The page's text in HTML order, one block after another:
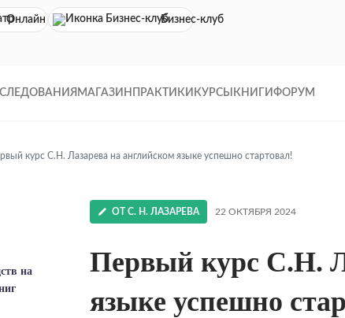
Онлайн кинотеатр
Бизнес-клуб
МАГАЗИН ПРАКТИКИ КУРСЫ КНИГИ ФОРУМ
курс С.Н. Лазарева на английском языке успешно стартовал!
ОТ С. Н. ЛАЗАРЕВА 22 ОКТЯБРЯ 2024
Первый курс С.Н.
языке успешно
на